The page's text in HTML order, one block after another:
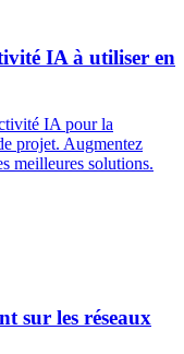
IA à utiliser en
IA pour la
projet. Augmentez
meilleures solutions.
sur les réseaux